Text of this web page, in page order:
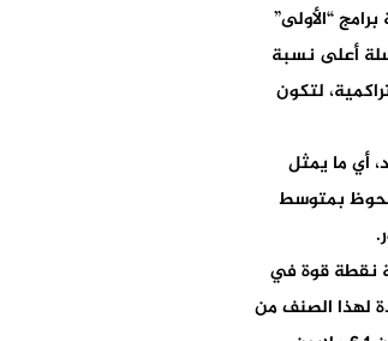
“الأولى”
فيما سجلت السلسلة أعلى نسبة
8.7 مليون من المشاهدة التراكمية، لتكون
فيما تابعها 6.3 ملايين مشاهد، أي ما يمثل
ملحوظ بمتوسط
نقطة قوة في
لهذا الصنف من